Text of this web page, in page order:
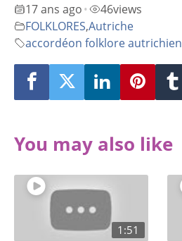
17 ans ago • 46views
FOLKLORES,Autriche
accordéon folklore autrichien
You may also like
1:51